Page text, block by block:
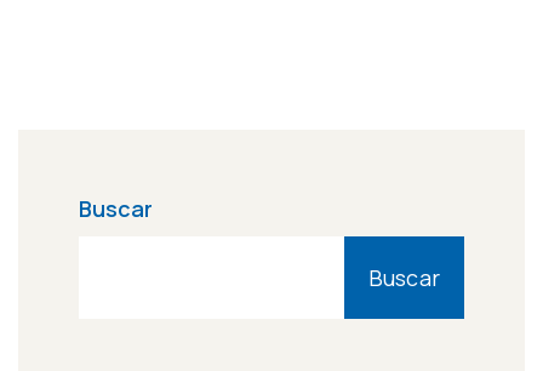
Buscar
Buscar